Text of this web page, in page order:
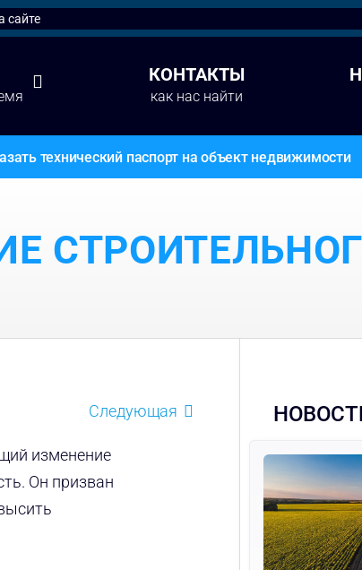
КОНТАКТЫ
как нас найти
технический паспорт на объект недвижимости
Следующая
изменение
Он призван